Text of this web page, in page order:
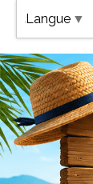
Langue ▼